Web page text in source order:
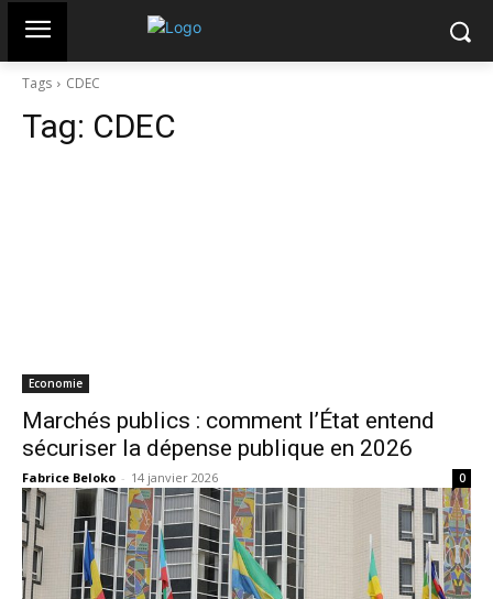
Tags CDEC
Tag: CDEC
Economie
Marchés publics : comment l’État entend
sécuriser la dépense publique en 2026
Fabrice Beloko - 14 janvier 2026 0